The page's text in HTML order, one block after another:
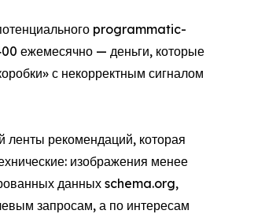
programmatic-
ежемесячно — деньги, которые
с некорректным сигналом
рекомендаций, которая
изображения менее
данных schema.org,
запросам, а по интересам